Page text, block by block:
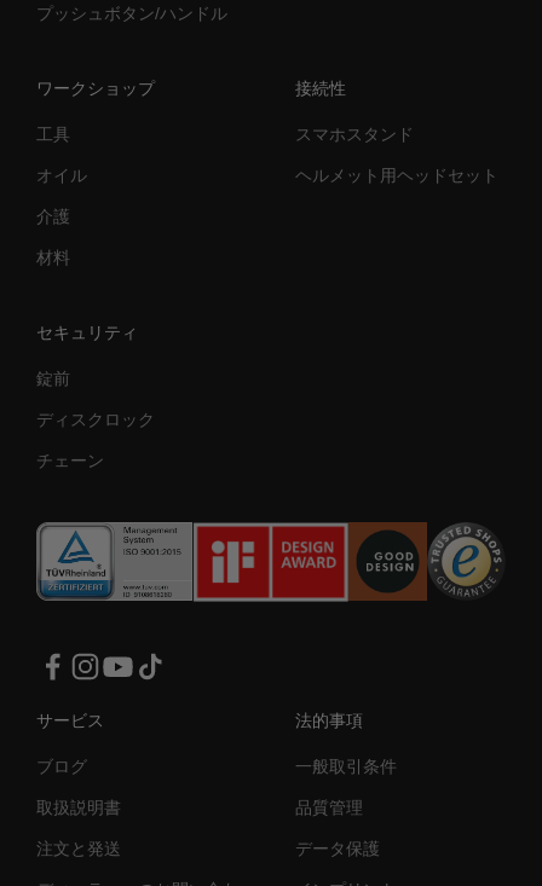
プッシュボタン/ハンドル
ワークショップ
工具
オイル
介護
材料
接続性
スマホスタンド
ヘルメット用ヘッドセット
セキュリティ
錠前
ディスクロック
チェーン
サービス
ブログ
取扱説明書
注文と発送
法的事項
一般取引条件
品質管理
データ保護